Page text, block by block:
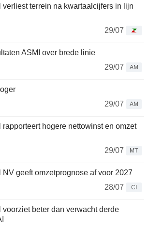
verliest terrein na kwartaalcijfers in lijn
29/07
ASMI over brede linie
29/07
AM
29/07
AM
hogere nettowinst en omzet
29/07
MT
geeft omzetprognose af voor 2027
28/07
CI
voorziet beter dan verwacht derde